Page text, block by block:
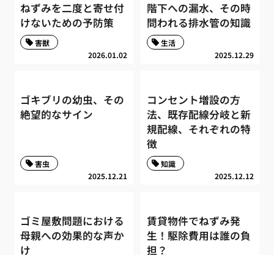
ねずみを二度と寄せ付
けないための予防策
2026.01.02
害獣
階下への漏水、その時
問われる排水管の知識
2025.12.29
生活
ゴキブリの幼虫、その
絶望的なサイン
2025.12.21
害虫
コンセント増設の方
法、既存配線分岐と新
規配線、それぞれの特
徴
2025.12.12
知識
ゴミ屋敷問題における
母親への効果的な声か
け
賃貸物件でねずみ発
生！駆除費用は誰の負
担？